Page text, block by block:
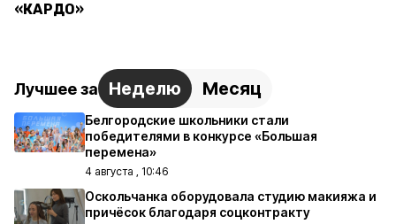
«КАРДО»
Лучшее за Неделю Месяц
Белгородские школьники стали
победителями в конкурсе «Большая
перемена»
4 августа , 10:46
Оскольчанка оборудовала студию макияжа и
причёсок благодаря соцконтракту